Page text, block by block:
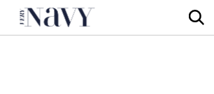
VERY NAVY